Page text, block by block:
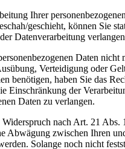
Ihrer
geschieht, können Sie
Datenverarbeitung
Daten nicht
Verteidigung oder
benötigen, haben Sie das
Einschränkung der
Daten zu verlangen.
Widerspruch nach Art. 21
Abwägung zwischen Ihren
Solange noch nicht